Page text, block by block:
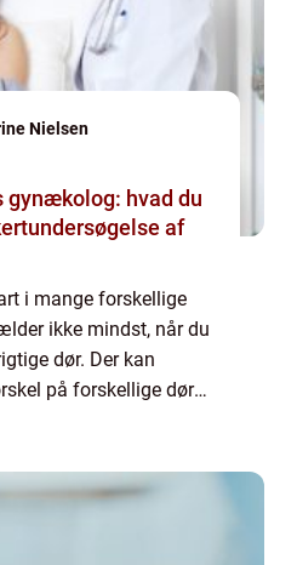
Nielsen
gynækolog: hvad du
af
i mange forskellige
ikke mindst, når du
dør. Der kan
på forskellige døre,